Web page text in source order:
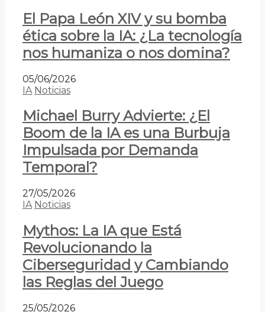
El Papa León XIV y su bomba
ética sobre la IA: ¿La tecnología
nos humaniza o nos domina?
05/06/2026
IA Noticias
Michael Burry Advierte: ¿El
Boom de la IA es una Burbuja
Impulsada por Demanda
Temporal?
27/05/2026
IA Noticias
Mythos: La IA que Está
Revolucionando la
Ciberseguridad y Cambiando
las Reglas del Juego
25/05/2026